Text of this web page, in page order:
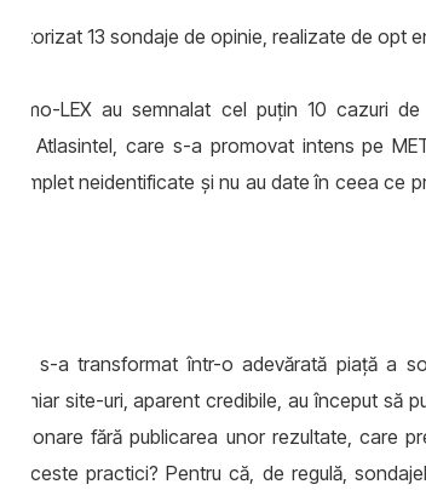
autorizat 13 sondaje de opinie, realizate de opt
LEX au semnalat cel puțin 10 cazuri
și Atlasintel, care s-a promovat intens pe
complet neidentificate și nu au date în ceea ce
s-a transformat într-o adevărată piață a
chiar site-uri, aparent credibile, au început să
fără publicarea unor rezultate, care
aceste practici? Pentru că, de regulă,